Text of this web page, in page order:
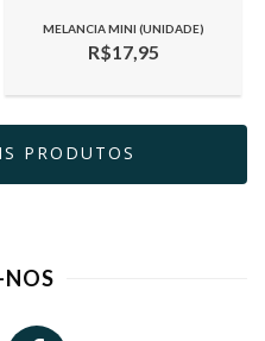
MELANCIA MINI (UNIDADE)
R$17,95
PRODUTOS